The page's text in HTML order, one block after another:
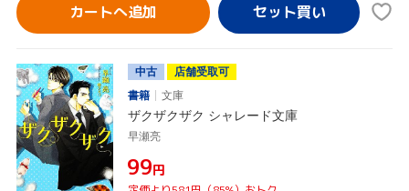
カートへ追加
中古
店舗受取可
書籍
文庫
ザクザクザク シャレード文庫
早瀬亮
¥99円